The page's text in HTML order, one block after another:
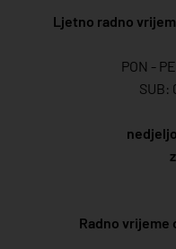
Ljetno radno
PON -
SUB:
Radno vrijeme